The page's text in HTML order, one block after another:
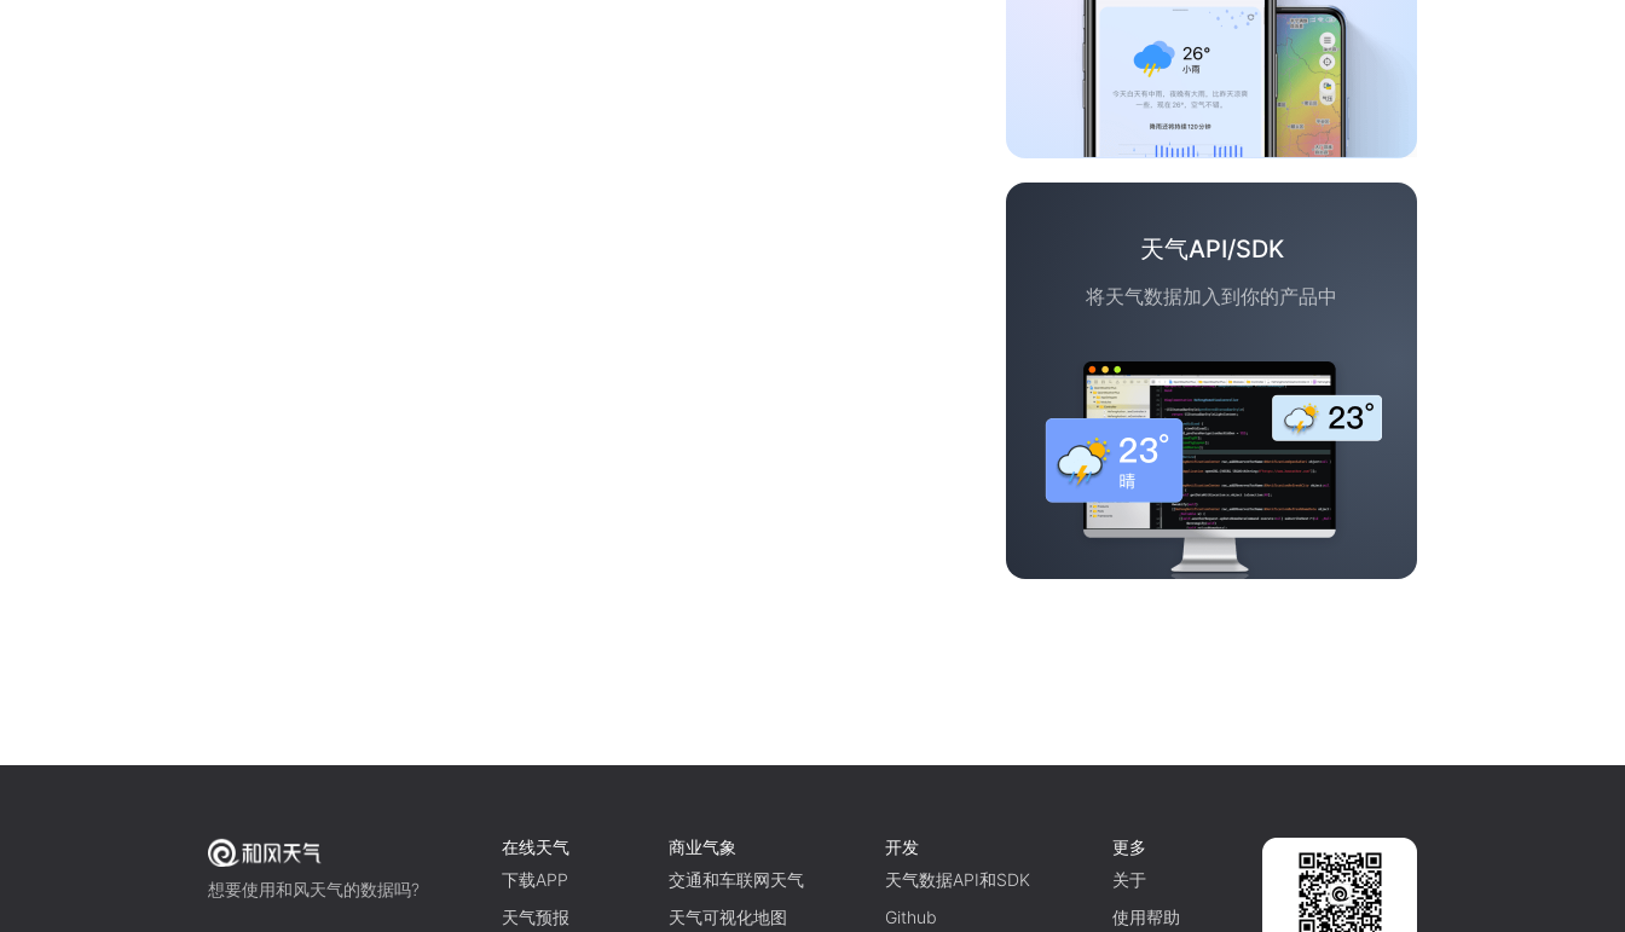
天气API/SDK
将天气数据加入到你的产品中
想要使用和风天气的数据吗?
在线天气
下载APP
天气预报
商业气象
交通和车联网天气
天气可视化地图
开发
天气数据API和SDK
Github
更多
关于
使用帮助